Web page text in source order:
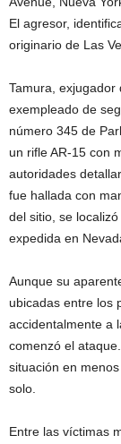
El agresor,
originario de Las
Tamura,
exempleado de
número 345 de
un rifle AR-15 con
autoridades
fue hallada con
del sitio, se
expedida en
Aunque su
ubicadas entre los
accidentalmente a
comenzó el
situación en
solo.
Entre las víctimas